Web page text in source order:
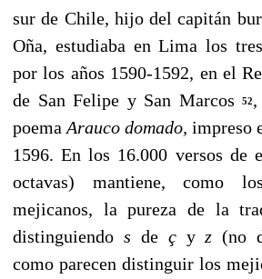
sur de Chile, hijo del capitán
Oña, estudiaba en Lima los
por los años 1590-1592, en el
de San Felipe y San Marcos
52
poema Arauco domado, impreso
1596. En los 16.000 versos de
octavas) mantiene, como
mejicanos, la pureza de la
distinguiendo s de ç yz(no
como parecen distinguir los